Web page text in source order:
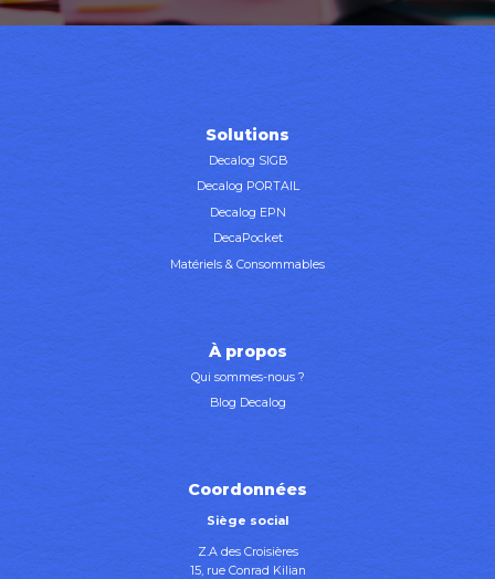
Solutions
Decalog SIGB
Decalog PORTAIL
Decalog EPN
DecaPocket
Matériels & Consommables
À propos
Qui sommes-nous ?
Blog Decalog
Coordonnées
Siège social
Z.A des Croisières
15, rue Conrad Kilian